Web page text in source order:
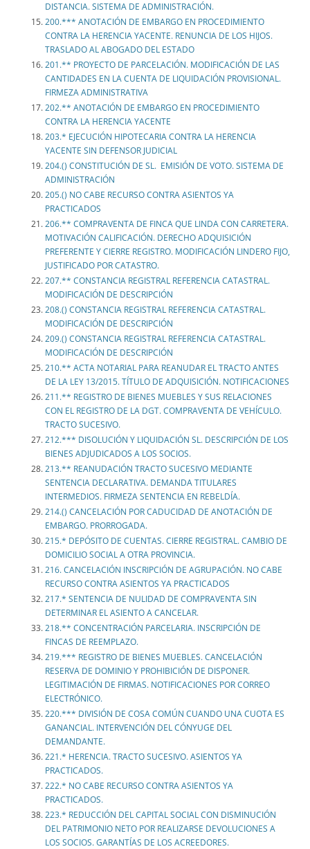
DISTANCIA. SISTEMA DE ADMINISTRACIÓN.
200.*** ANOTACIÓN DE EMBARGO EN PROCEDIMIENTO
CONTRA LA HERENCIA YACENTE. RENUNCIA DE LOS HIJOS.
TRASLADO AL ABOGADO DEL ESTADO
201.** PROYECTO DE PARCELACIÓN. MODIFICACIÓN DE LAS
CANTIDADES EN LA CUENTA DE LIQUIDACIÓN PROVISIONAL.
FIRMEZA ADMINISTRATIVA
202.** ANOTACIÓN DE EMBARGO EN PROCEDIMIENTO
CONTRA LA HERENCIA YACENTE
203.* EJECUCIÓN HIPOTECARIA CONTRA LA HERENCIA
YACENTE SIN DEFENSOR JUDICIAL
204.() CONSTITUCIÓN DE SL. EMISIÓN DE VOTO. SISTEMA DE
ADMINISTRACIÓN
205.() NO CABE RECURSO CONTRA ASIENTOS YA
PRACTICADOS
206.** COMPRAVENTA DE FINCA QUE LINDA CON CARRETERA.
MOTIVACIÓN CALIFICACIÓN. DERECHO ADQUISICIÓN
PREFERENTE Y CIERRE REGISTRO. MODIFICACIÓN LINDERO FIJO,
JUSTIFICADO POR CATASTRO.
207.** CONSTANCIA REGISTRAL REFERENCIA CATASTRAL.
MODIFICACIÓN DE DESCRIPCIÓN
208.() CONSTANCIA REGISTRAL REFERENCIA CATASTRAL.
MODIFICACIÓN DE DESCRIPCIÓN
209.() CONSTANCIA REGISTRAL REFERENCIA CATASTRAL.
MODIFICACIÓN DE DESCRIPCIÓN
210.** ACTA NOTARIAL PARA REANUDAR EL TRACTO ANTES
DE LA LEY 13/2015. TÍTULO DE ADQUISICIÓN. NOTIFICACIONES
211.** REGISTRO DE BIENES MUEBLES Y SUS RELACIONES
CON EL REGISTRO DE LA DGT. COMPRAVENTA DE VEHÍCULO.
TRACTO SUCESIVO.
212.*** DISOLUCIÓN Y LIQUIDACIÓN SL. DESCRIPCIÓN DE LOS
BIENES ADJUDICADOS A LOS SOCIOS.
213.** REANUDACIÓN TRACTO SUCESIVO MEDIANTE
SENTENCIA DECLARATIVA. DEMANDA TITULARES
INTERMEDIOS. FIRMEZA SENTENCIA EN REBELDÍA.
214.() CANCELACIÓN POR CADUCIDAD DE ANOTACIÓN DE
EMBARGO. PRORROGADA.
215.* DEPÓSITO DE CUENTAS. CIERRE REGISTRAL. CAMBIO DE
DOMICILIO SOCIAL A OTRA PROVINCIA.
216. CANCELACIÓN INSCRIPCIÓN DE AGRUPACIÓN. NO CABE
RECURSO CONTRA ASIENTOS YA PRACTICADOS
217.* SENTENCIA DE NULIDAD DE COMPRAVENTA SIN
DETERMINAR EL ASIENTO A CANCELAR.
218.** CONCENTRACIÓN PARCELARIA. INSCRIPCIÓN DE
FINCAS DE REEMPLAZO.
219.*** REGISTRO DE BIENES MUEBLES. CANCELACIÓN
RESERVA DE DOMINIO Y PROHIBICIÓN DE DISPONER.
LEGITIMACIÓN DE FIRMAS. NOTIFICACIONES POR CORREO
ELECTRÓNICO.
220.*** DIVISIÓN DE COSA COMÚN CUANDO UNA CUOTA ES
GANANCIAL. INTERVENCIÓN DEL CÓNYUGE DEL
DEMANDANTE.
221.* HERENCIA. TRACTO SUCESIVO. ASIENTOS YA
PRACTICADOS.
222.* NO CABE RECURSO CONTRA ASIENTOS YA
PRACTICADOS.
223.* REDUCCIÓN DEL CAPITAL SOCIAL CON DISMINUCIÓN
DEL PATRIMONIO NETO POR REALIZARSE DEVOLUCIONES A
LOS SOCIOS. GARANTÍAS DE LOS ACREEDORES.